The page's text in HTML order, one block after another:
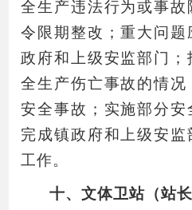
全生产违法行为或事
令限期整改；重大问
政府和上级安监部门
全生产伤亡事故的情
安全事故；实施部分安
完成镇政府和上级安
工作。
十、文体卫站（站长